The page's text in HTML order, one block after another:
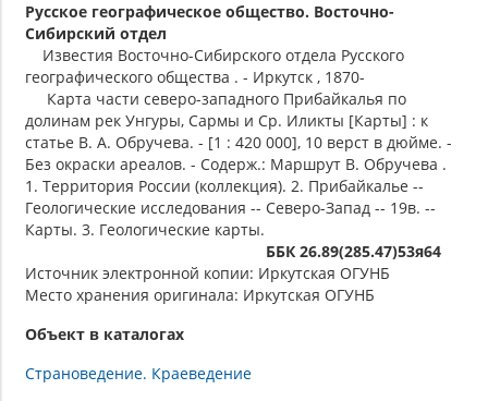
Русское географическое общество. Восточно-
Сибирский отдел
Известия Восточно-Сибирского отдела Русского
географического общества . - Иркутск , 1870-
Карта части северо-западного Прибайкалья по
долинам рек Унгуры, Сармы и Ср. Иликты [Карты] : к
статье В. А. Обручева. - [1 : 420 000], 10 верст в дюйме. -
Без окраски ареалов. - Содерж.: Маршрут В. Обручева .
1. Территория России (коллекция). 2. Прибайкалье --
Геологические исследования -- Северо-Запад -- 19в. --
Карты. 3. Геологические карты.
ББК 26.89(285.47)53я64
Источник электронной копии: Иркутская ОГУНБ
Место хранения оригинала: Иркутская ОГУНБ
Объект в каталогах
Страноведение. Краеведение